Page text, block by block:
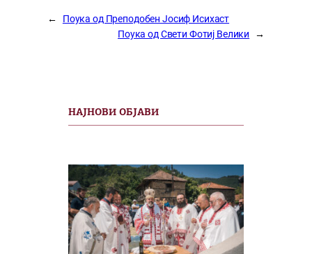
←
Поука од Преподобен Јосиф Исихаст
Поука од Свети Фотиј Велики
→
НАЈНОВИ ОБЈАВИ